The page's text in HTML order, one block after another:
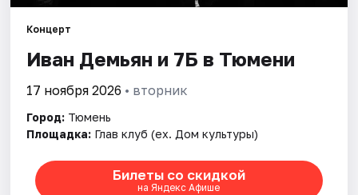
Площадки
Артисты
Рейтинги
Концерт
Иван Демьян и 7Б в Тюмени
17 ноября 2026 • вторник
Город: Тюмень
Площадка: Глав клуб (ex. Дом культуры)
Билеты со скидкой
на Яндекс Афише